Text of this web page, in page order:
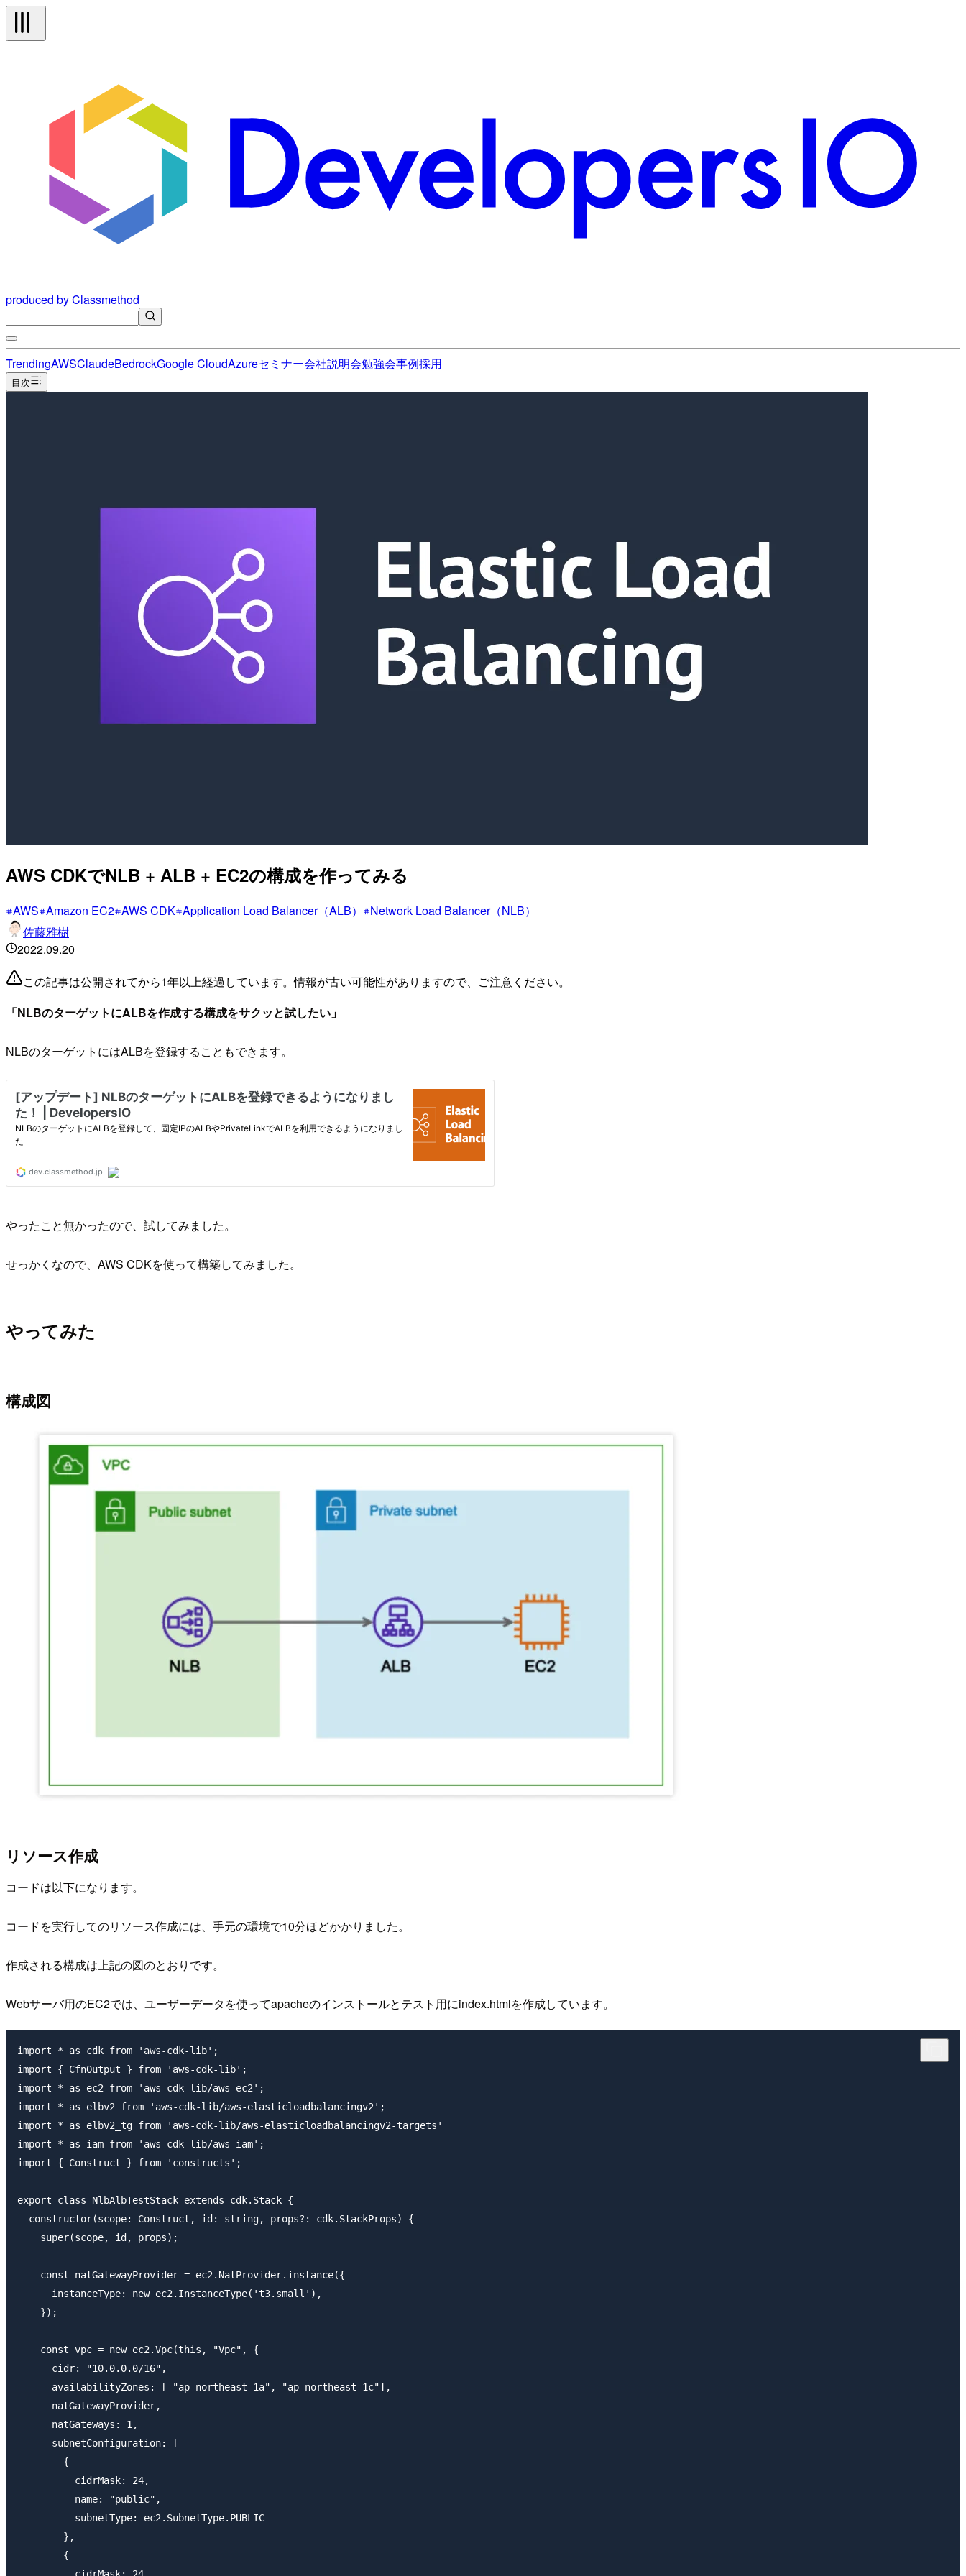
produced by Classmethod
TrendingAWSClaudeBedrockGoogle CloudAzureセミナー会社説明会勉強会事例採用
目次
AWS CDKでNLB + ALB + EC2の構成を作ってみる
AWS Amazon EC2 AWS CDK Application Load Balancer（ALB）
Network Load Balancer（NLB）
佐藤雅樹
2022.09.20
この記事は公開されてから1年以上経過しています。情報が古い可能性がありますので、ご注意ください。
「NLBのターゲットにALBを作成する構成をサクッと試したい」
NLBのターゲットにはALBを登録することもできます。
やったこと無かったので、試してみました。
せっかくなので、AWS CDKを使って構築してみました。
やってみた
構成図
リソース作成
コードは以下になります。
コードを実行してのリソース作成には、手元の環境で10分ほどかかりました。
作成される構成は上記の図のとおりです。
Webサーバ用のEC2では、ユーザーデータを使ってapacheのインストールとテスト用にindex.htmlを作成しています。
import * as cdk from 'aws-cdk-lib';
import { CfnOutput } from 'aws-cdk-lib';
import * as ec2 from 'aws-cdk-lib/aws-ec2';
import * as elbv2 from 'aws-cdk-lib/aws-elasticloadbalancingv2';
import * as elbv2_tg from 'aws-cdk-lib/aws-elasticloadbalancingv2-targets'
import * as iam from 'aws-cdk-lib/aws-iam';
import { Construct } from 'constructs';
export class NlbAlbTestStack extends cdk.Stack {
  constructor(scope: Construct, id: string, props?: cdk.StackProps) {
    super(scope, id, props);
    const natGatewayProvider = ec2.NatProvider.instance({
      instanceType: new ec2.InstanceType('t3.small'),
    });
    const vpc = new ec2.Vpc(this, "Vpc", {
      cidr: "10.0.0.0/16",
      availabilityZones: [ "ap-northeast-1a", "ap-northeast-1c"],
      natGatewayProvider,
      natGateways: 1,
      subnetConfiguration: [
        {
          cidrMask: 24,
          name: "public",
          subnetType: ec2.SubnetType.PUBLIC
        },
        {
          cidrMask: 24,